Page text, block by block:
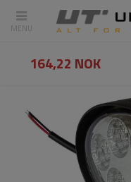
Tilbake Hovedside
164,22 NOK